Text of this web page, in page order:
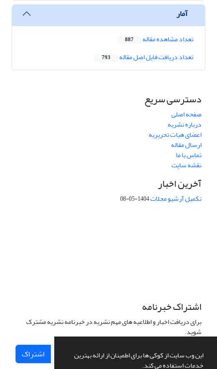
این وب سایت از کوکی ها برای اطمینان از ارائه بهترین
خدمات استفاده می کند.
آمار
تعداد مشاهده مقاله 887
تعداد دریافت فایل اصل مقاله 793
دسترسی سریع
صفحه اصلی
درباره نشریه
اعضای هیات تحریریه
ارسال مقاله
تماس با ما
نقشه سایت
آخرین اخبار
تکمیل آرشیو مجلات1404-05-08
اشتراک خبرنامه
برای دریافت اخبار و اطلاعیه های مهم نشریه در خبرنامه نشریه مشترک
شوید.
اشتراک